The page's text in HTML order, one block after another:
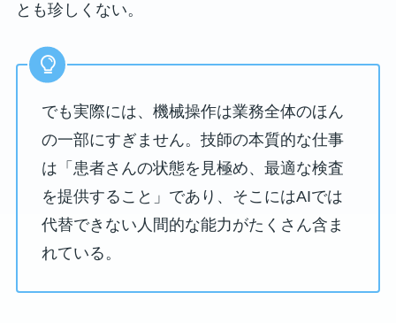
とも珍しくない。
でも実際には、機械操作は業務全体のほん
の一部にすぎません。技師の本質的な仕事
は「患者さんの状態を見極め、最適な検査
を提供すること」であり、そこにはAIでは
代替できない人間的な能力がたくさん含ま
れている。